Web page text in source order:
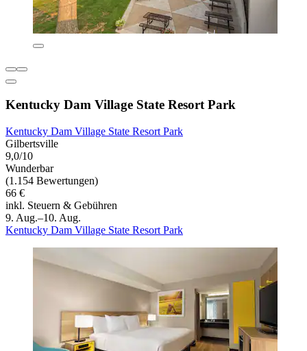
Kentucky Dam Village State Resort Park
Kentucky Dam Village State Resort Park
Gilbertsville
9,0/10
Wunderbar
(1.154 Bewertungen)
66 €
inkl. Steuern & Gebühren
9. Aug.–10. Aug.
Kentucky Dam Village State Resort Park